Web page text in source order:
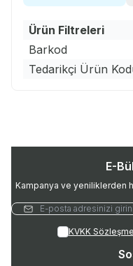
Ürün Filtreleri
Barkod
Tedarikçi Ürün
E-
Kampanya ve yeniliklerden
KVKK